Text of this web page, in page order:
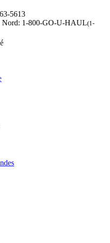
5613
Nord: 1-800-GO-U-HAUL(1-